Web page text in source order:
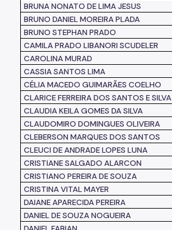
BRUNA NONATO DE LIMA JESUS
BRUNO DANIEL MOREIRA PLADA
BRUNO STEPHAN PRADO
CAMILA PRADO LIBANORI SCUDELER
CAROLINA MURAD
CASSIA SANTOS LIMA
CÉLIA MACEDO GUIMARÃES COELHO
CLARICE FERREIRA DOS SANTOS E SILVA
CLAUDIA KEILA GOMES DA SILVA
CLAUDOMIRO DOMINGUES OLIVEIRA
CLEBERSON MARQUES DOS SANTOS
CLEUCI DE ANDRADE LOPES LUNA
CRISTIANE SALGADO ALARCON
CRISTIANO PEREIRA DE SOUZA
CRISTINA VITAL MAYER
DAIANE APARECIDA PEREIRA
DANIEL DE SOUZA NOGUEIRA